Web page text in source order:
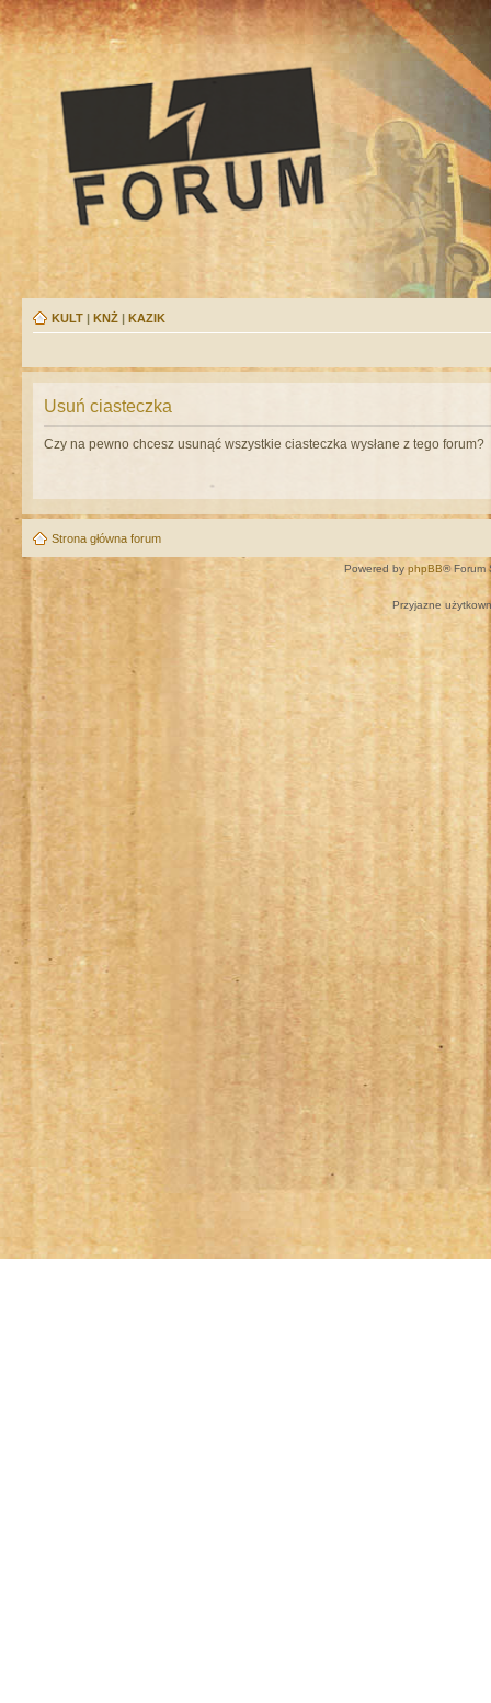
KULT | KNŻ | KAZIK
Usuń ciasteczka
Czy na pewno chcesz usunąć wszystkie ciasteczka wysłane z tego forum?
Strona główna forum
Powered by phpBB® Forum
Przyjazne